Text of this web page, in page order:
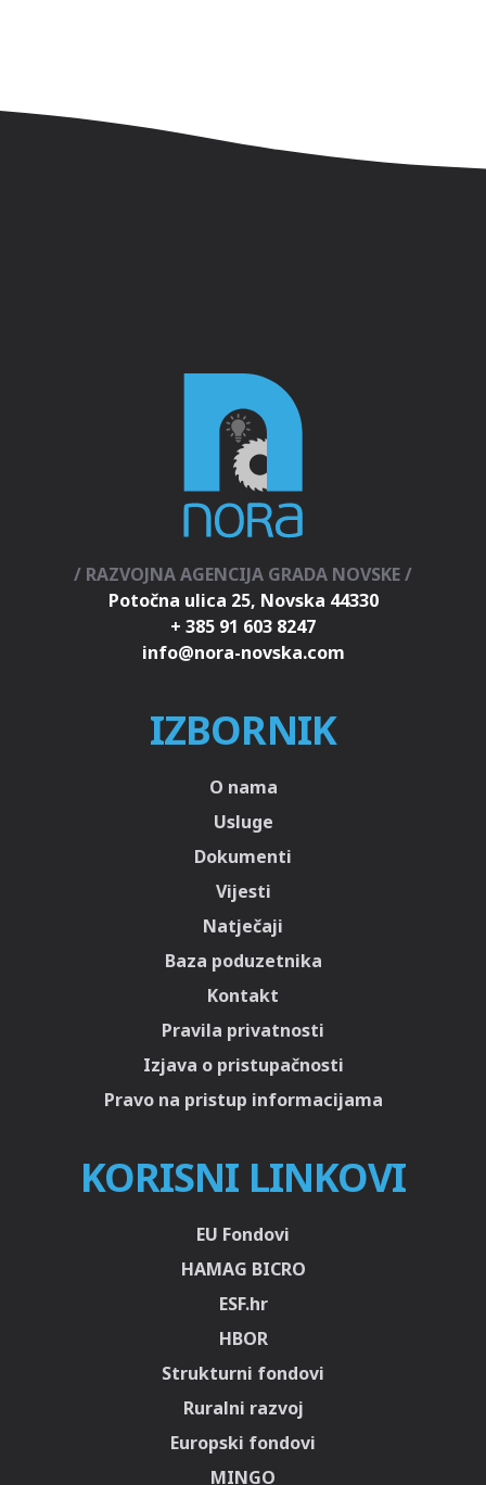
/ RAZVOJNA AGENCIJA GRADA NOVSKE /
Potočna ulica 25, Novska 44330
+ 385 91 603 8247
IZBORNIK
O nama
Usluge
Dokumenti
Vijesti
Natječaji
Baza poduzetnika
Kontakt
Pravila privatnosti
Izjava o pristupačnosti
Pravo na pristup informacijama
KORISNI LINKOVI
EU Fondovi
HAMAG BICRO
ESF.hr
HBOR
Strukturni fondovi
Ruralni razvoj
Europski fondovi
MINGO